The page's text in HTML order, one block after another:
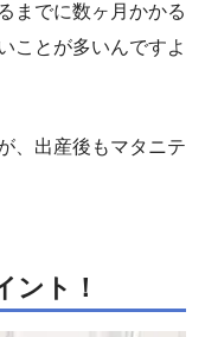
までに数ヶ月かかる
ことが多いんですよ
、出産後もマタニテ
ント！